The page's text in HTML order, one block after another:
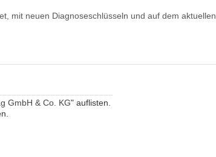
mit neuen Diagnoseschlüsseln und auf dem aktuellen
GmbH & Co. KG" auflisten.